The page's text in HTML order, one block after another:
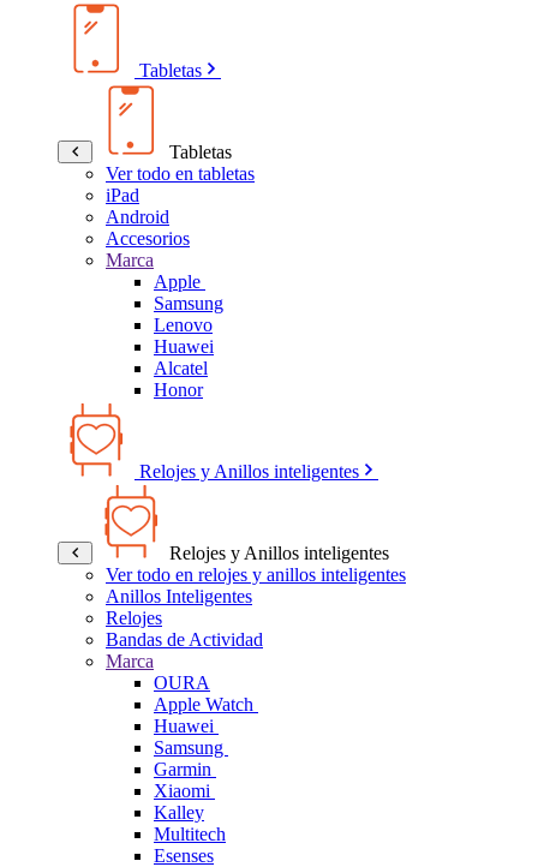
Tabletas
Tabletas
Ver todo en tabletas
iPad
Android
Accesorios
Marca
Apple
Samsung
Lenovo
Huawei
Alcatel
Honor
Relojes y Anillos inteligentes
Relojes y Anillos inteligentes
Ver todo en relojes y anillos inteligentes
Anillos Inteligentes
Relojes
Bandas de Actividad
Marca
OURA
Apple Watch
Huawei
Samsung
Garmin
Xiaomi
Kalley
Multitech
Esenses